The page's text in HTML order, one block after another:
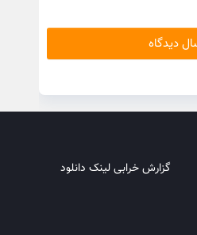
گزارش خرابی لینک دانلود